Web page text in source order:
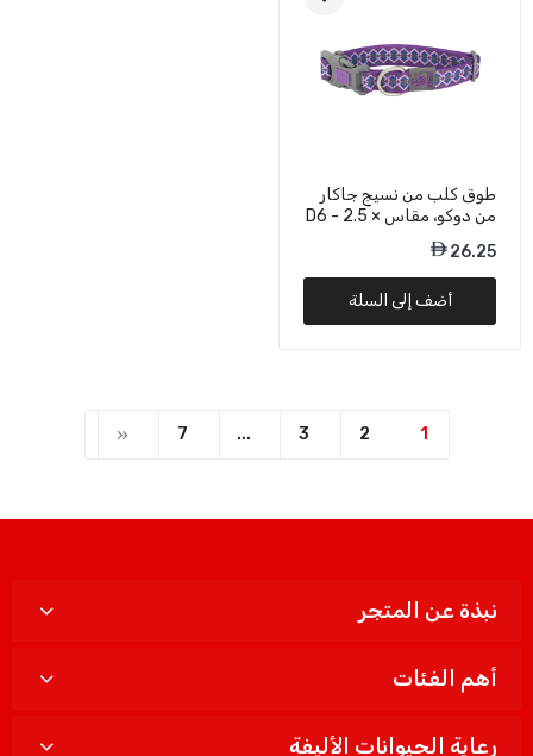
طوق كلب من نسيج جاكار
من دوكو، مقاس D6 - 2.5 ×
26.25
أضف إلى السلة
1
2
3
...
7
نبذة عن المتجر
أهم الفئات
رعاية الحيوانات الأليفة